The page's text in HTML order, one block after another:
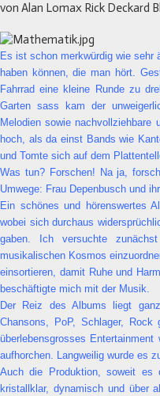
von Alan Lomax Rick Deckard
Es ist schon merkwürdig wie
haben können, die man hört.
Fahrrad eine kleine Runde zu
Garten sass kam der
Melodien sowie nachvollziehbare
hoch, als da einst Bands wie
und Tomte sich auf dem
Was tun? Forschen! Na ja,
Umwege: Frau Depenbusch und
Ein schönes und hörenswertes
wobei sich durchaus
gaben. Ich versuchte
musikalischen Kosmos
einsortieren, damit Ruhe und
beschäftigte mich mit der Musik.
Der Reiz des Albums liegt
Chansons, PoP, Schlager,
überlebensgrosses
aufhorchen. Langweilig wurde es
Auch die Produktion, soweit es
kristallklar, dynamisch und über